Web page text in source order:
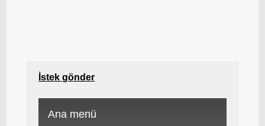
İstek gönder
Ana menü